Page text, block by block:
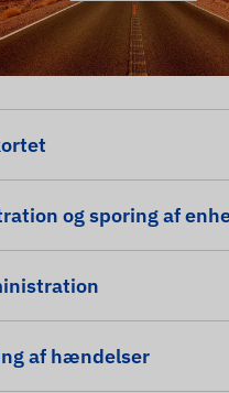
og sporing af
af hændelser